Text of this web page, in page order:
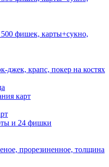
фишек, карты+сукно,
джек, крапс, покер на костях
карт
и 24 фишки
прорезиненное, толщина